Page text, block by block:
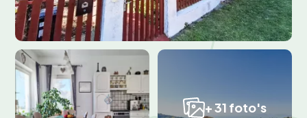
+ 31 foto's